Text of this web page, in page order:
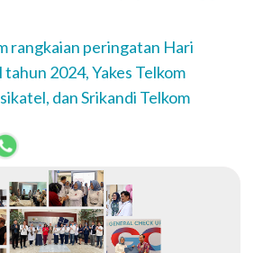
rangkaian peringatan Hari
2024, Yakes Telkom
dan Srikandi Telkom